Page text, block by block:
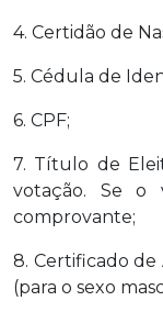
4. Certidão de
5. Cédula de
6. CPF;
7. Título de
votação. Se o
comprovante;
8. Certificado
(para o sexo